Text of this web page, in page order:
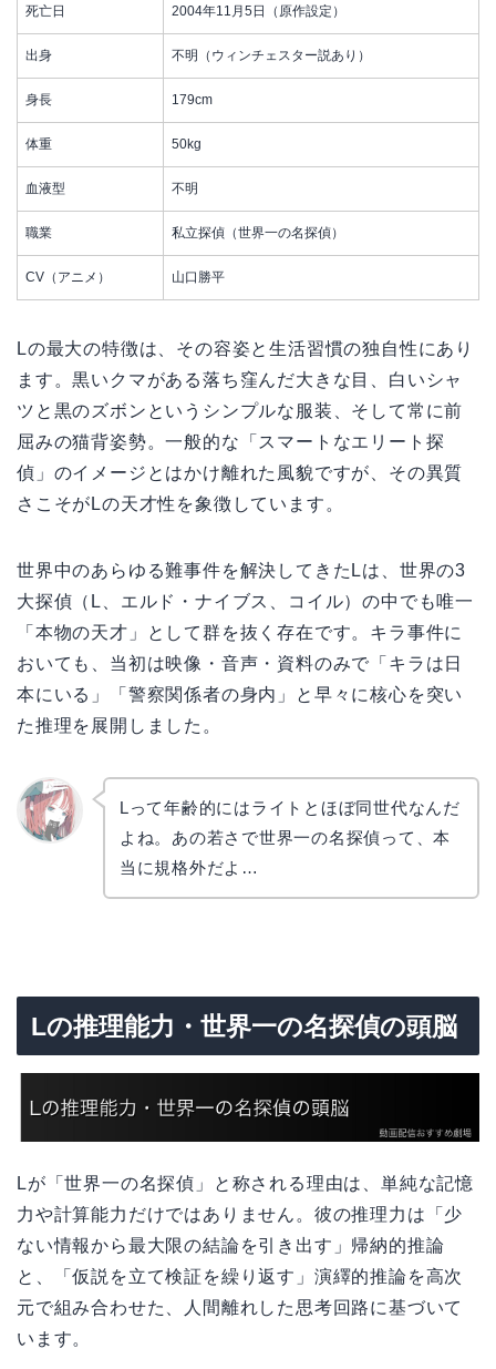
死亡日 2004年11月5日（原作設定）
出身 不明（ウィンチェスター説あり）
身長 179cm
体重 50kg
血液型 不明
職業 私立探偵（世界一の名探偵）
CV（アニメ） 山口勝平
Lの最大の特徴は、その容姿と生活習慣の独自性にあり
ます。黒いクマがある落ち窪んだ大きな目、白いシャ
ツと黒のズボンというシンプルな服装、そして常に前
屈みの猫背姿勢。一般的な「スマートなエリート探
偵」のイメージとはかけ離れた風貌ですが、その異質
さこそがLの天才性を象徴しています。
世界中のあらゆる難事件を解決してきたLは、世界の3
大探偵（L、エルド・ナイブス、コイル）の中でも唯一
「本物の天才」として群を抜く存在です。キラ事件に
おいても、当初は映像・音声・資料のみで「キラは日
本にいる」「警察関係者の身内」と早々に核心を突い
た推理を展開しました。
Lって年齢的にはライトとほぼ同世代なんだ
よね。あの若さで世界一の名探偵って、本
当に規格外だよ…
Lの推理能力・世界一の名探偵の頭脳
Lが「世界一の名探偵」と称される理由は、単純な記憶
力や計算能力だけではありません。彼の推理力は「少
ない情報から最大限の結論を引き出す」帰納的推論
と、「仮説を立て検証を繰り返す」演繹的推論を高次
元で組み合わせた、人間離れした思考回路に基づいて
います。